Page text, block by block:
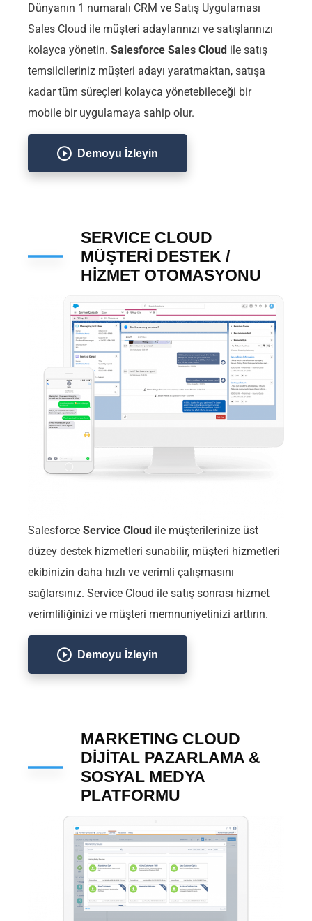
Dünyanın 1 numaralı CRM ve Satış Uygulaması
Sales Cloud ile müşteri adaylarınızı ve satışlarınızı
kolayca yönetin. Salesforce Sales Cloud ile satış
temsilcileriniz müşteri adayı yaratmaktan, satışa
kadar tüm süreçleri kolayca yönetebileceği bir
mobile bir uygulamaya sahip olur.
Demoyu İzleyin
SERVICE CLOUD
MÜŞTERİ DESTEK /
HİZMET OTOMASYONU
Salesforce Service Cloud ile müşterilerinize üst
düzey destek hizmetleri sunabilir, müşteri hizmetleri
ekibinizin daha hızlı ve verimli çalışmasını
sağlarsınız. Service Cloud ile satış sonrası hizmet
verimliliğinizi ve müşteri memnuniyetinizi arttırın.
Demoyu İzleyin
MARKETING CLOUD
DİJİTAL PAZARLAMA &
SOSYAL MEDYA
PLATFORMU